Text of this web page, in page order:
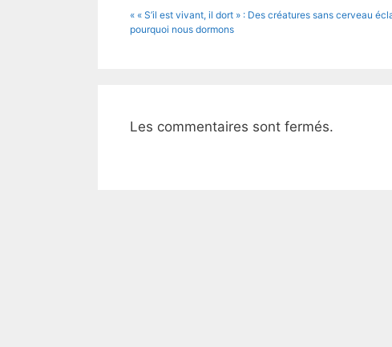
o
« « S’il est vivant, il dort » : Des créatures sans cerveau
pourquoi nous dormons
Les commentaires sont fermés.